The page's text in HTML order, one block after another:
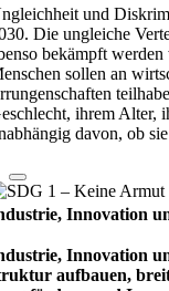
und
Die ungleiche
bekämpft
sollen an
ihrem Alter,
davon, ob
Innovation
Innovation
auf­bauen,